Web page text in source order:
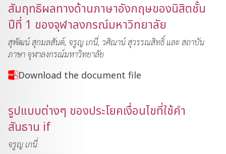
สัมฤทธิผลทางด้านภาษาอังกฤษของนิสิตชั้น
ปีที่ 1 ของจุฬาลงกรณ์มหาวิทยาลัย
สุพัฒน์ สุกมลสันต์, จรูญ เกนี่, วศิณาน์ สุวรรณสิทธิ์ และ สถาบัน
ภาษา จุฬาลงกรณ์มหาวิทยาลัย
Download the document file
รูปแบบต่างๆ ของประโยคเงื่อนไขที่ใช้คำ
สันธาน if
จรูญ เกนี่